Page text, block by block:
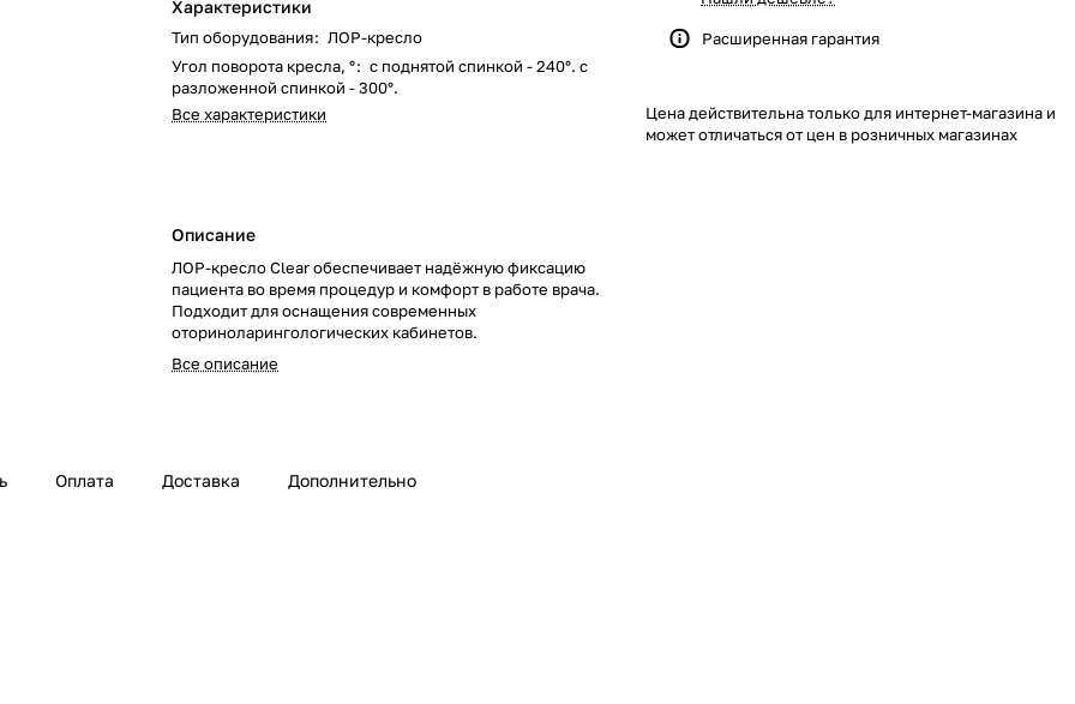
Характеристики
Тип оборудования: ЛОР-кресло
Угол поворота кресла, °: с поднятой спинкой - 240°. с
разложенной спинкой - 300°.
Все характеристики
Описание
ЛОР-кресло Clear обеспечивает надёжную фиксацию
пациента во время процедур и комфорт в работе врача.
Подходит для оснащения современных
оториноларингологических кабинетов.
Все описание
Расширенная гарантия
Цена действительна только для интернет-магазина и
может отличаться от цен в розничных магазинах
Оплата Доставка Дополнительно